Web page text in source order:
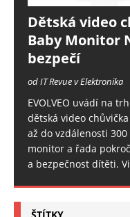
Dětská video
Baby Monitor
bezpečí
od IT Revue v Elektronika
EVOLVEO uvádí na
dětská video
až do vzdálenosti
monitor a řada
a bezpečnost dítěti.